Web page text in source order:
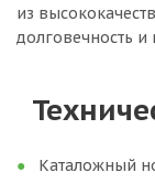
из
долговечность и
Каталожный